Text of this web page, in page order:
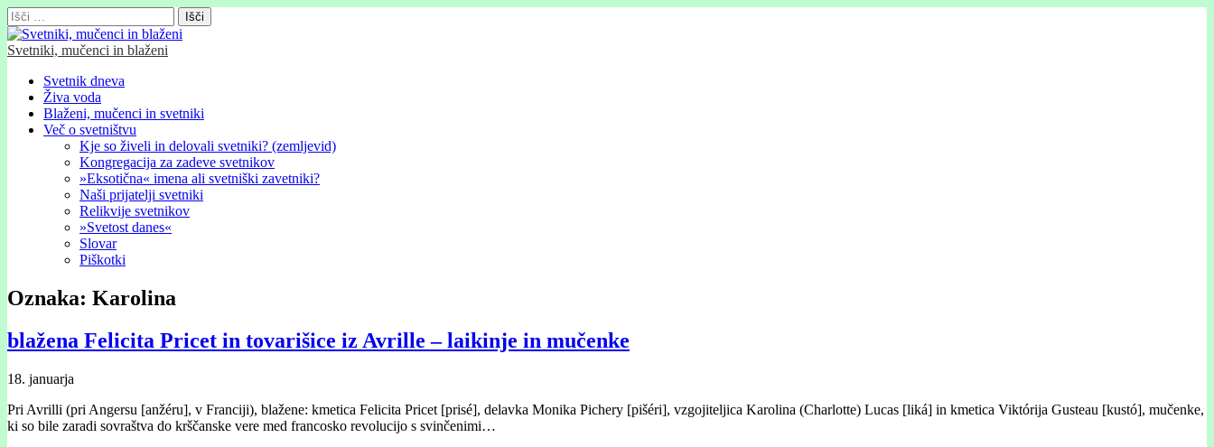
Išči:
Svetniki, mučenci in blaženi
Glavni
meni
Skip
content
Svetnik dneva
Živa voda
Blaženi, mučenci in svetniki
Več o svetništvu
Kje so živeli in delovali svetniki? (zemljevid)
Kongregacija za zadeve svetnikov
»Eksotična« imena ali svetniški zavetniki?
Naši prijatelji svetniki
Relikvije svetnikov
»Svetost danes«
Slovar
Piškotki
Oznaka: Karolina
blažena Felicita Pricet in tovarišice iz Avrille – laikinje in mučenke
18. januarja
Pri Avrilli (pri Angersu [anžéru], v Franciji), blažene: kmetica Felicita Pricet [prisé], delavka Monika Pichery [pišéri], vzgojiteljica Karolina (Charlotte) Lucas [liká] in kmetica Viktórija Gusteau [kustó], mučenke,
ki so bile zaradi sovraštva do krščanske vere med francosko revolucijo s svinčenimi…